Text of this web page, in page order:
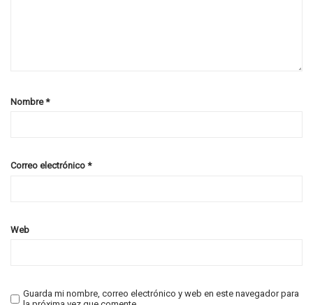
Nombre*
Correo electrónico *
Web
Guarda mi nombre, correo electrónico y web en este navegador para